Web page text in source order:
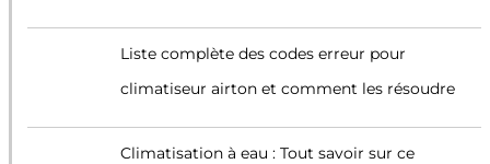
Liste complète des codes erreur pour
climatiseur airton et comment les résoudre
Climatisation à eau : Tout savoir sur ce